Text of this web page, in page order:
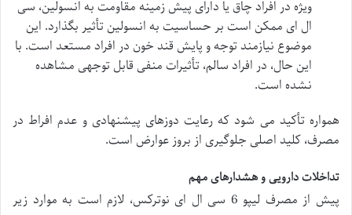
ویژه در افراد چاق یا دارای پیش زمینه مقاومت به انسولین، سی
ال ای ممکن است بر حساسیت به انسولین تأثیر بگذارد. این
موضوع نیازمند توجه و پایش قند خون در افراد مستعد است. با
این حال، در افراد سالم، تأثیرات منفی قابل توجهی مشاهده
نشده است.
همواره تأکید می شود که رعایت دوزهای پیشنهادی و عدم افراط در
مصرف، کلید اصلی جلوگیری از بروز عوارض است.
تداخلات دارویی و هشدارهای مهم
پیش از مصرف لیپو 6 سی ال ای نوترکس، لازم است به موارد زیر